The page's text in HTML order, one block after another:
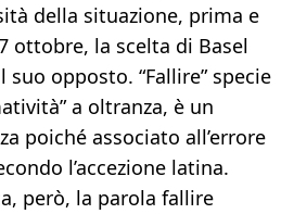
della situazione, prima e
ottobre, la scelta di Basel
opposto. “Fallire” specie
a oltranza, è un
poiché associato all’errore
l’accezione latina.
però, la parola fallire